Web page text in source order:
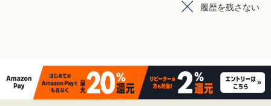
履歴を残さない